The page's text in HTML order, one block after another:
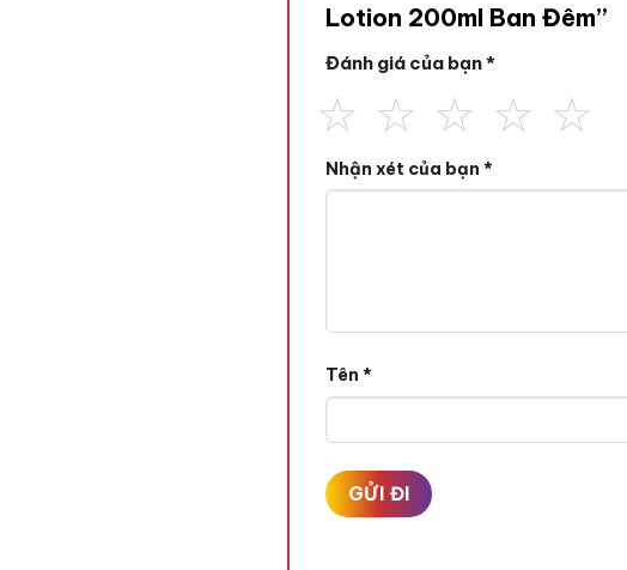
Lotion 200ml Ban Đêm”
Đánh giá của bạn*
Nhận xét của bạn*
Tên*